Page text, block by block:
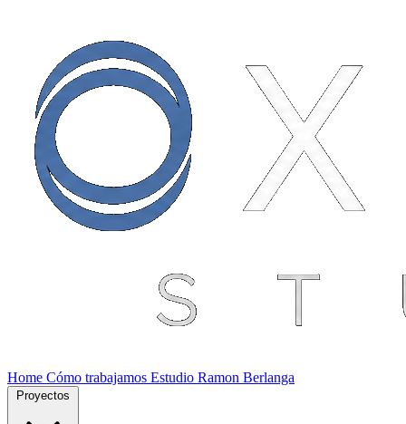
Home Cómo trabajamos Estudio Ramon Berlanga
Proyectos